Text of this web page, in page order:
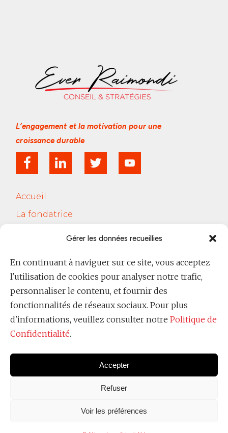
Gérer les données recueillies
En continuant à naviguer sur ce site, vous acceptez
l'utilisation de cookies pour analyser notre trafic,
personnaliser le contenu, et fournir des
fonctionnalités de réseaux sociaux. Pour plus
d'informations, veuillez consulter notre Politique de
Confidentialité.
Accepter
Refuser
Voir les préférences
L’engagement et la motivationpour une
croissance durable
Accueil
La fondatrice
Blog Les RH
Contact
Ever Raimondi 2025